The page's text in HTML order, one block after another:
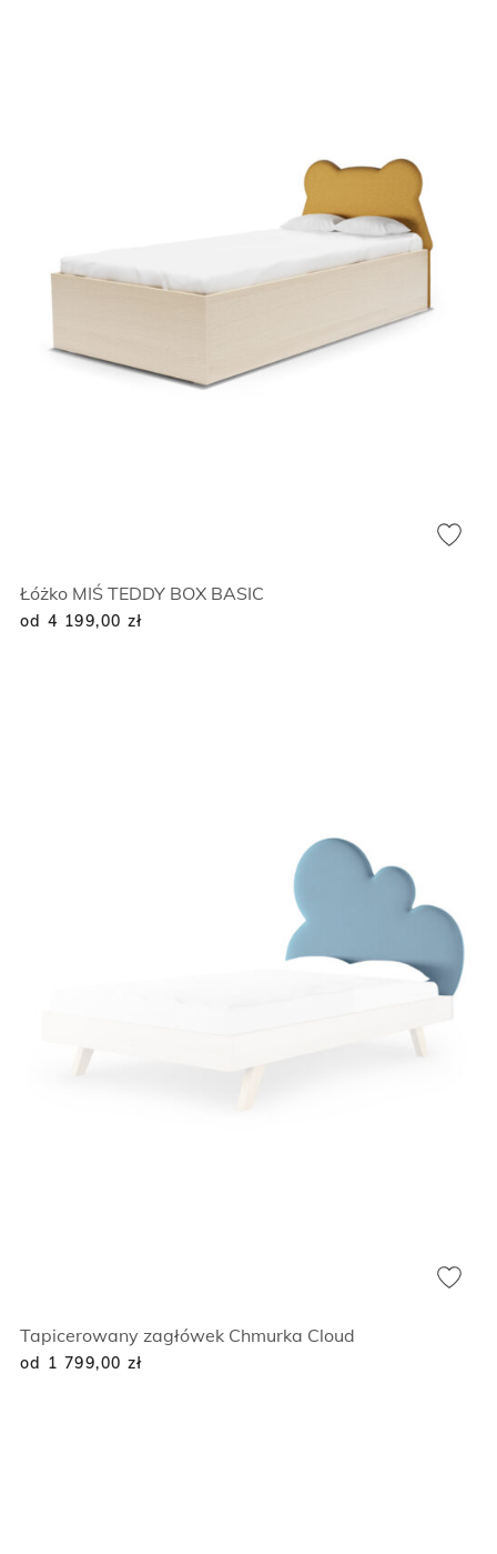
Łóżko MIŚ TEDDY BOX BASIC
od 4 199,00 zł
Tapicerowany zagłówek Chmurka Cloud
od 1 799,00 zł